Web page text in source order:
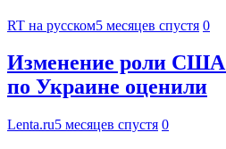
RT на русском5 месяцев спустя 0
Изменение роли США
по Украине оценили
Lenta.ru5 месяцев спустя 0